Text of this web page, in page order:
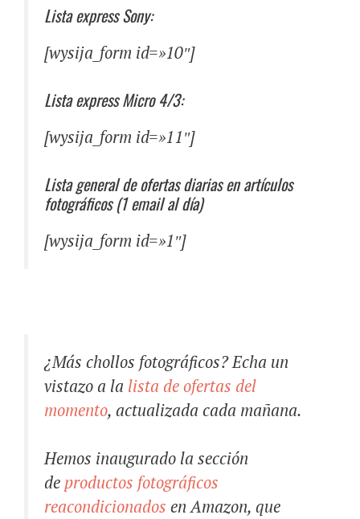
Lista express Sony:
[wysija_form id=»10″]
Lista express Micro 4/3:
[wysija_form id=»11″]
Lista general de ofertas diarias en artículos
fotográficos (1 email al día)
[wysija_form id=»1″]
¿Más chollos fotográficos? Echa un
vistazo a la lista de ofertas del
momento, actualizada cada mañana.
Hemos inaugurado la sección
de productos fotográficos
reacondicionados en Amazon, que